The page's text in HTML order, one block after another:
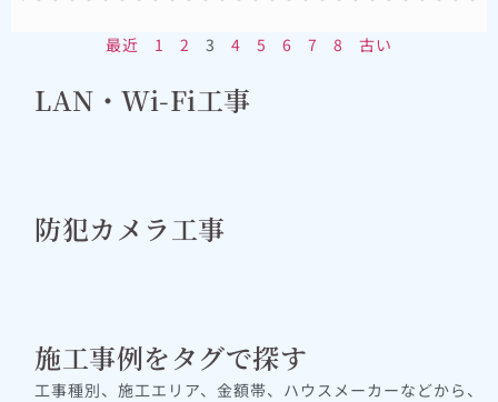
最近 1 2 3 4 5 6 7 8 古い
LAN・Wi-Fi工事
防犯カメラ工事
施工事例をタグで探す
工事種別、施工エリア、金額帯、ハウスメーカーなどから、